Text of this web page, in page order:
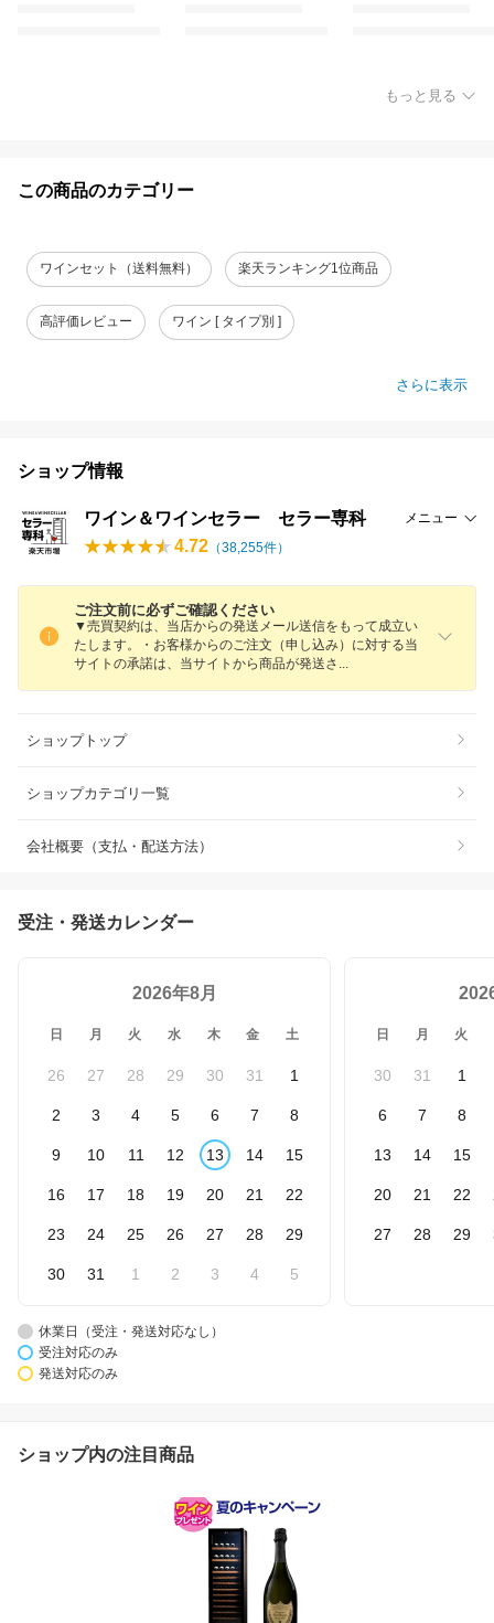
もっと見る
この商品のカテゴリー
ワインセット（送料無料） 楽天ランキング1位商品
高評価レビュー ワイン [ タイプ別 ]
さらに表示
ショップ情報
ワイン＆ワインセラー セラー専科 メニュー
4.72 （38,255件）
ご注文前に必ずご確認ください
▼売買契約は、当店からの発送メール送信をもって成立い
たします。・お客様からのご注文（申し込み）に対する当
サイトの承諾は、当サイトから商品が発送さ
ショップトップ
ショップカテゴリ一覧
会社概要（支払・配送方法）
受注・発送カレンダー
2026年8月
日 月 火 水 木 金 土
26 27 28 29 30 31 1
2 3 4 5 6 7 8
9 10 11 12 13 14 15
16 17 18 19 20 21 22
23 24 25 26 27 28 29
30 31 1 2 3 4 5
日 月 火
30 31 1
6 7 8
13 14 15
20 21 22
27 28 29
休業日（受注・発送対応なし）
受注対応のみ
発送対応のみ
ショップ内の注目商品